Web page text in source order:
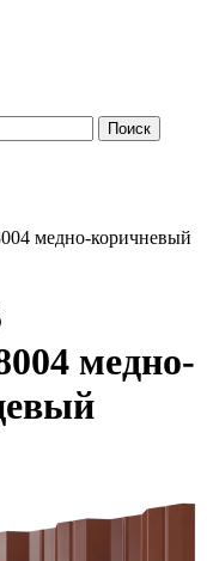
медно-коричневый
медно-